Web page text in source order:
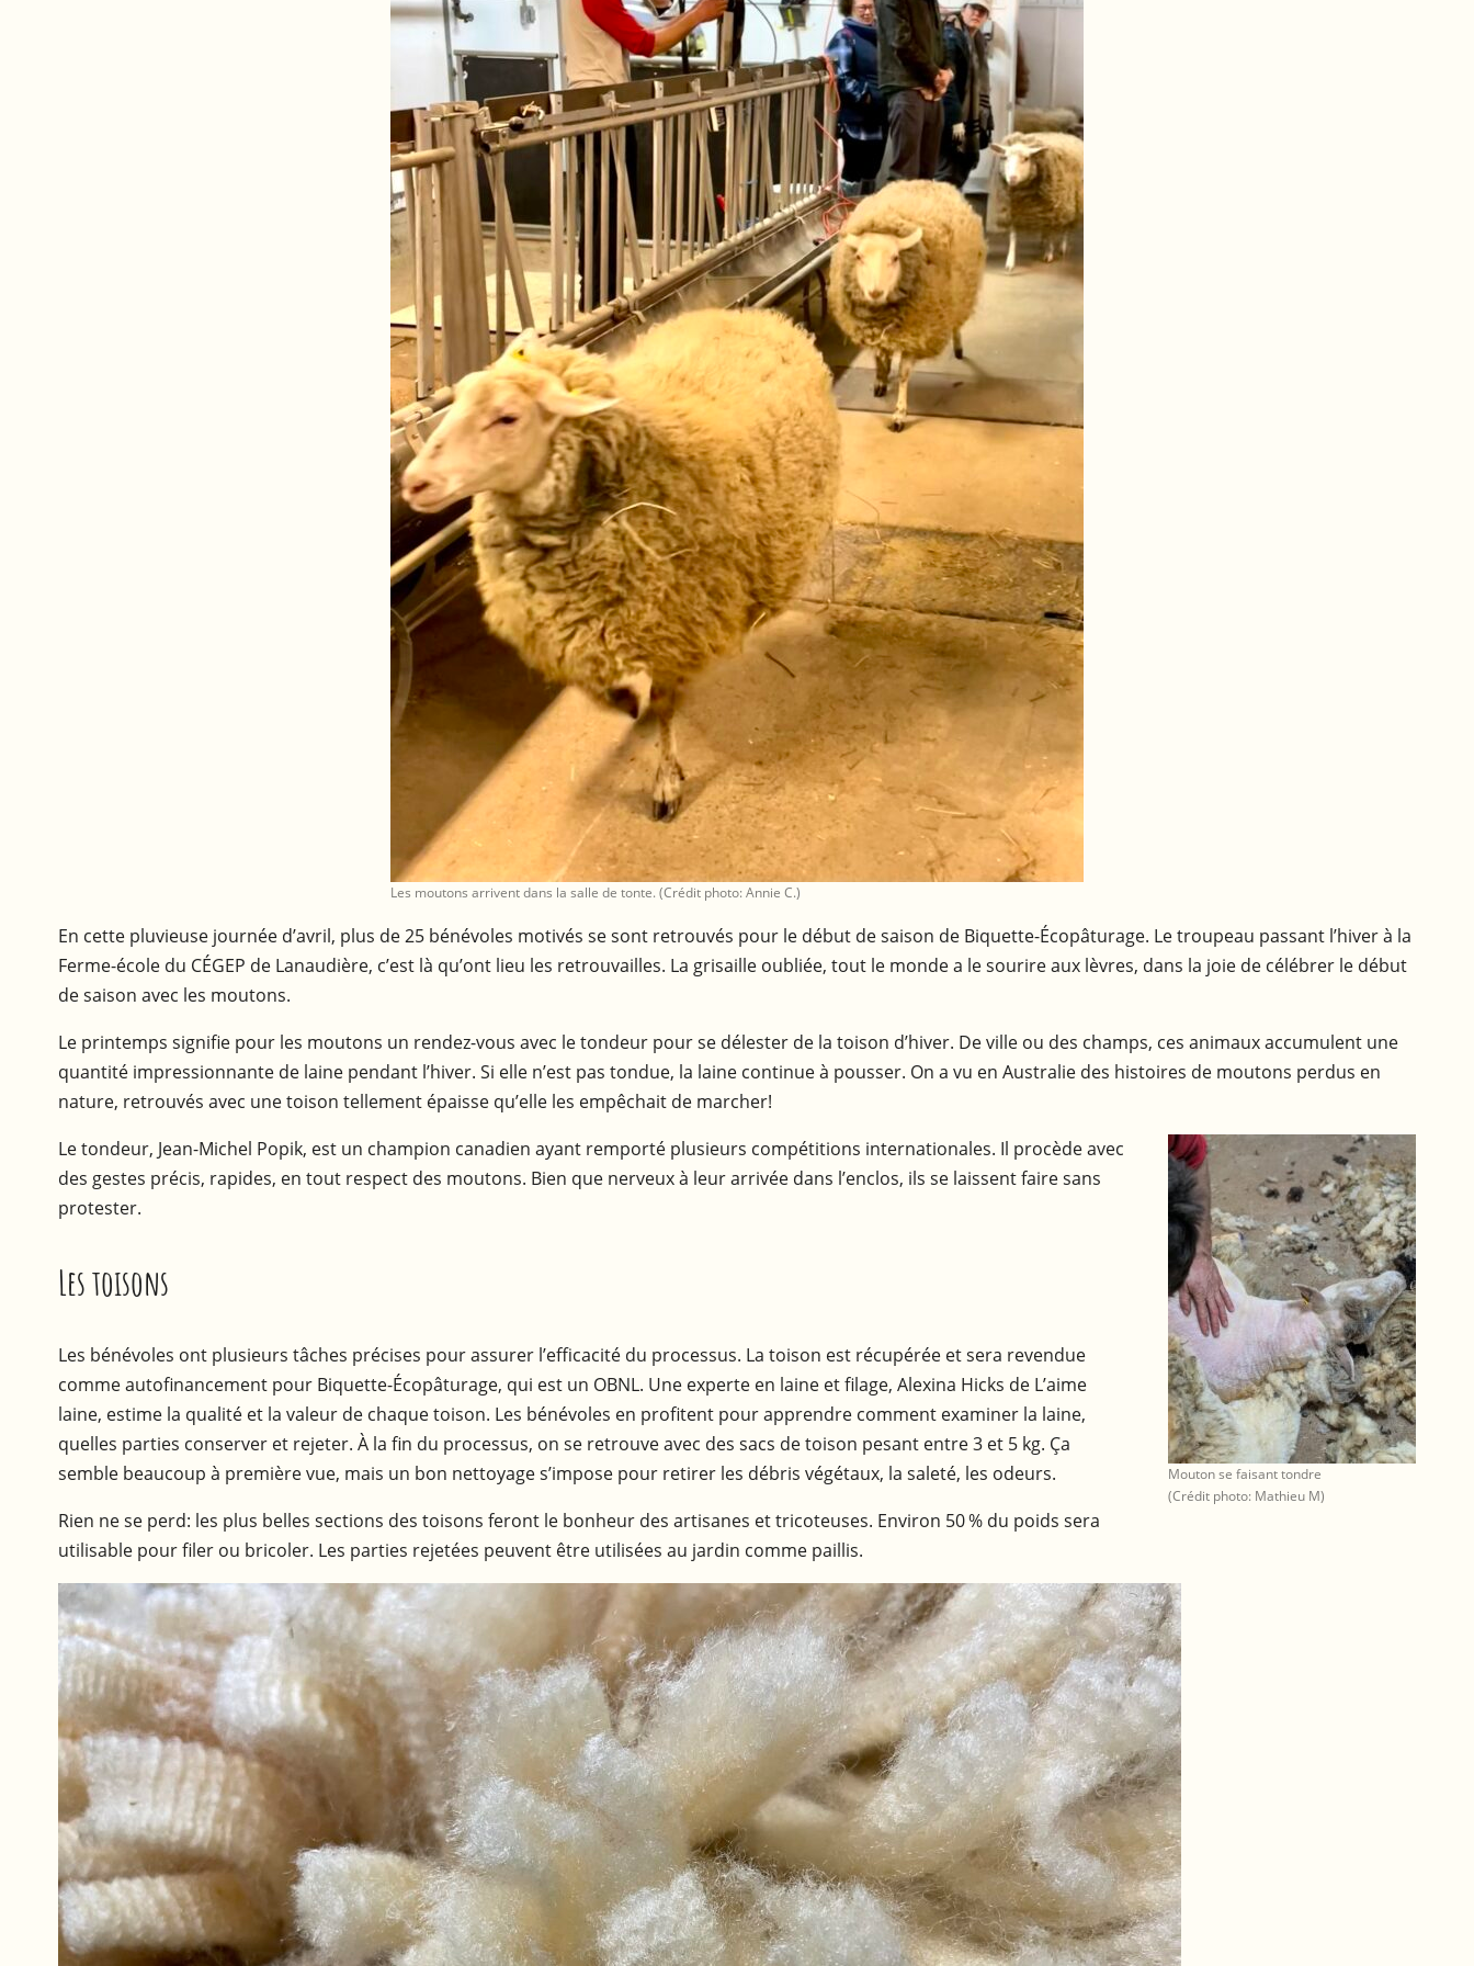
Les moutons arrivent dans la salle de tonte. (Crédit photo: Annie C.)
En cette pluvieuse journée d’avril, plus de 25 bénévoles motivés se sont retrouvés pour le début de saison de Biquette-Écopâturage. Le troupeau passant l’hiver à la
Ferme-école du CÉGEP de Lanaudière, c’est là qu’ont lieu les retrouvailles. La grisaille oubliée, tout le monde a le sourire aux lèvres, dans la joie de célébrer le début
de saison avec les moutons.
Le printemps signifie pour les moutons un rendez-vous avec le tondeur pour se délester de la toison d’hiver. De ville ou des champs, ces animaux accumulent une
quantité impressionnante de laine pendant l’hiver. Si elle n’est pas tondue, la laine continue à pousser. On a vu en Australie des histoires de moutons perdus en
nature, retrouvés avec une toison tellement épaisse qu’elle les empêchait de marcher!
Mouton se faisant tondre
(Crédit photo: Mathieu M)
Le tondeur, Jean-Michel Popik, est un champion canadien ayant remporté plusieurs compétitions internationales. Il procède avec
des gestes précis, rapides, en tout respect des moutons. Bien que nerveux à leur arrivée dans l’enclos, ils se laissent faire sans
protester.
Les toisons
Les bénévoles ont plusieurs tâches précises pour assurer l’efficacité du processus. La toison est récupérée et sera revendue
comme autofinancement pour Biquette-Écopâturage, qui est un OBNL. Une experte en laine et filage, Alexina Hicks de L’aime
laine, estime la qualité et la valeur de chaque toison. Les bénévoles en profitent pour apprendre comment examiner la laine,
quelles parties conserver et rejeter. À la fin du processus, on se retrouve avec des sacs de toison pesant entre 3 et 5 kg. Ça
semble beaucoup à première vue, mais un bon nettoyage s’impose pour retirer les débris végétaux, la saleté, les odeurs.
Rien ne se perd: les plus belles sections des toisons feront le bonheur des artisanes et tricoteuses. Environ 50 % du poids sera
utilisable pour filer ou bricoler. Les parties rejetées peuvent être utilisées au jardin comme paillis.